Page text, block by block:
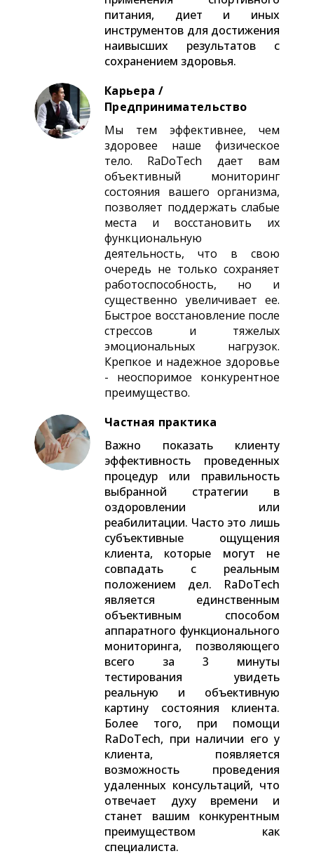
питания, диет и иных
инструментов для достижения
наивысших результатов с
сохранением здоровья.
Карьера /
Предпринимательство
Мы тем эффективнее, чем
здоровее наше физическое
тело. RaDoTech дает вам
объективный мониторинг
состояния вашего организма,
позволяет поддержать слабые
места и восстановить их
функциональную
деятельность, что в свою
очередь не только сохраняет
работоспособность, но и
существенно увеличивает ее.
Быстрое восстановление после
стрессов и тяжелых
эмоциональных нагрузок.
Крепкое и надежное здоровье
- неоспоримое конкурентное
преимущество.
Частная практика
Важно показать клиенту
эффективность проведенных
процедур или правильность
выбранной стратегии в
оздоровлении или
реабилитации. Часто это лишь
субъективные ощущения
клиента, которые могут не
совпадать с реальным
положением дел. RaDoTech
является единственным
объективным способом
аппаратного функционального
мониторинга, позволяющего
всего за 3 минуты
тестирования увидеть
реальную и объективную
картину состояния клиента.
Более того, при помощи
RaDoTech, при наличии его у
клиента, появляется
возможность проведения
удаленных консультаций, что
отвечает духу времени и
станет вашим конкурентным
преимуществом как
специалиста.